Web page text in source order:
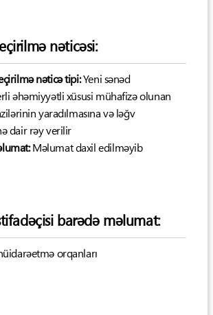
nəticəsi:
nəticə tipi:Yeni sənəd
əhəmiyyətli xüsusi mühafizə olunan
yaradılmasına və ləğv
dair rəy verilir
Məlumat daxil edilməyib
barədə məlumat:
orqanları